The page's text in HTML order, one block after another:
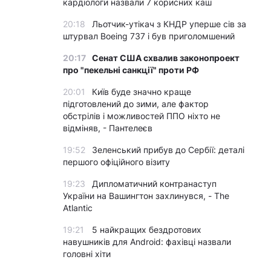
кардіологи назвали 7 корисних каш
20:18
Льотчик-утікач з КНДР уперше сів за
штурвал Boeing 737 і був приголомшений
20:17 Сенат США схвалив законопроект
про "пекельні санкції" проти РФ
20:01
Київ буде значно краще
підготовлений до зими, але фактор
обстрілів і можливостей ППО ніхто не
відміняв, - Пантелеєв
19:52
Зеленський прибув до Сербії: деталі
першого офіційного візиту
19:23
Дипломатичний контранаступ
України на Вашингтон захлинувся, - The
Atlantic
19:21
5 найкращих бездротових
навушників для Android: фахівці назвали
головні хіти